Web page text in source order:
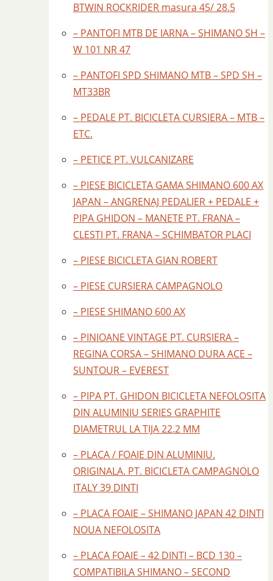
BTWIN ROCKRIDER masura 45/ 28.5
– PANTOFI MTB DE IARNA – SHIMANO SH –
W 101 NR 47
– PANTOFI SPD SHIMANO MTB – SPD SH –
MT33BR
– PEDALE PT. BICICLETA CURSIERA – MTB –
ETC.
– PETICE PT. VULCANIZARE
– PIESE BICICLETA GAMA SHIMANO 600 AX
JAPAN – ANGRENAJ PEDALIER + PEDALE +
PIPA GHIDON – MANETE PT. FRANA –
CLESTI PT. FRANA – SCHIMBATOR PLACI
– PIESE BICICLETA GIAN ROBERT
– PIESE CURSIERA CAMPAGNOLO
– PIESE SHIMANO 600 AX
– PINIOANE VINTAGE PT. CURSIERA –
REGINA CORSA – SHIMANO DURA ACE –
SUNTOUR – EVEREST
– PIPA PT. GHIDON BICICLETA NEFOLOSITA
DIN ALUMINIU SERIES GRAPHITE
DIAMETRUL LA TIJA 22.2 MM
– PLACA / FOAIE DIN ALUMINIU.
ORIGINALA. PT. BICICLETA CAMPAGNOLO
ITALY 39 DINTI
– PLACA FOAIE – SHIMANO JAPAN 42 DINTI
NOUA NEFOLOSITA
– PLACA FOAIE – 42 DINTI – BCD 130 –
COMPATIBILA SHIMANO – SECOND